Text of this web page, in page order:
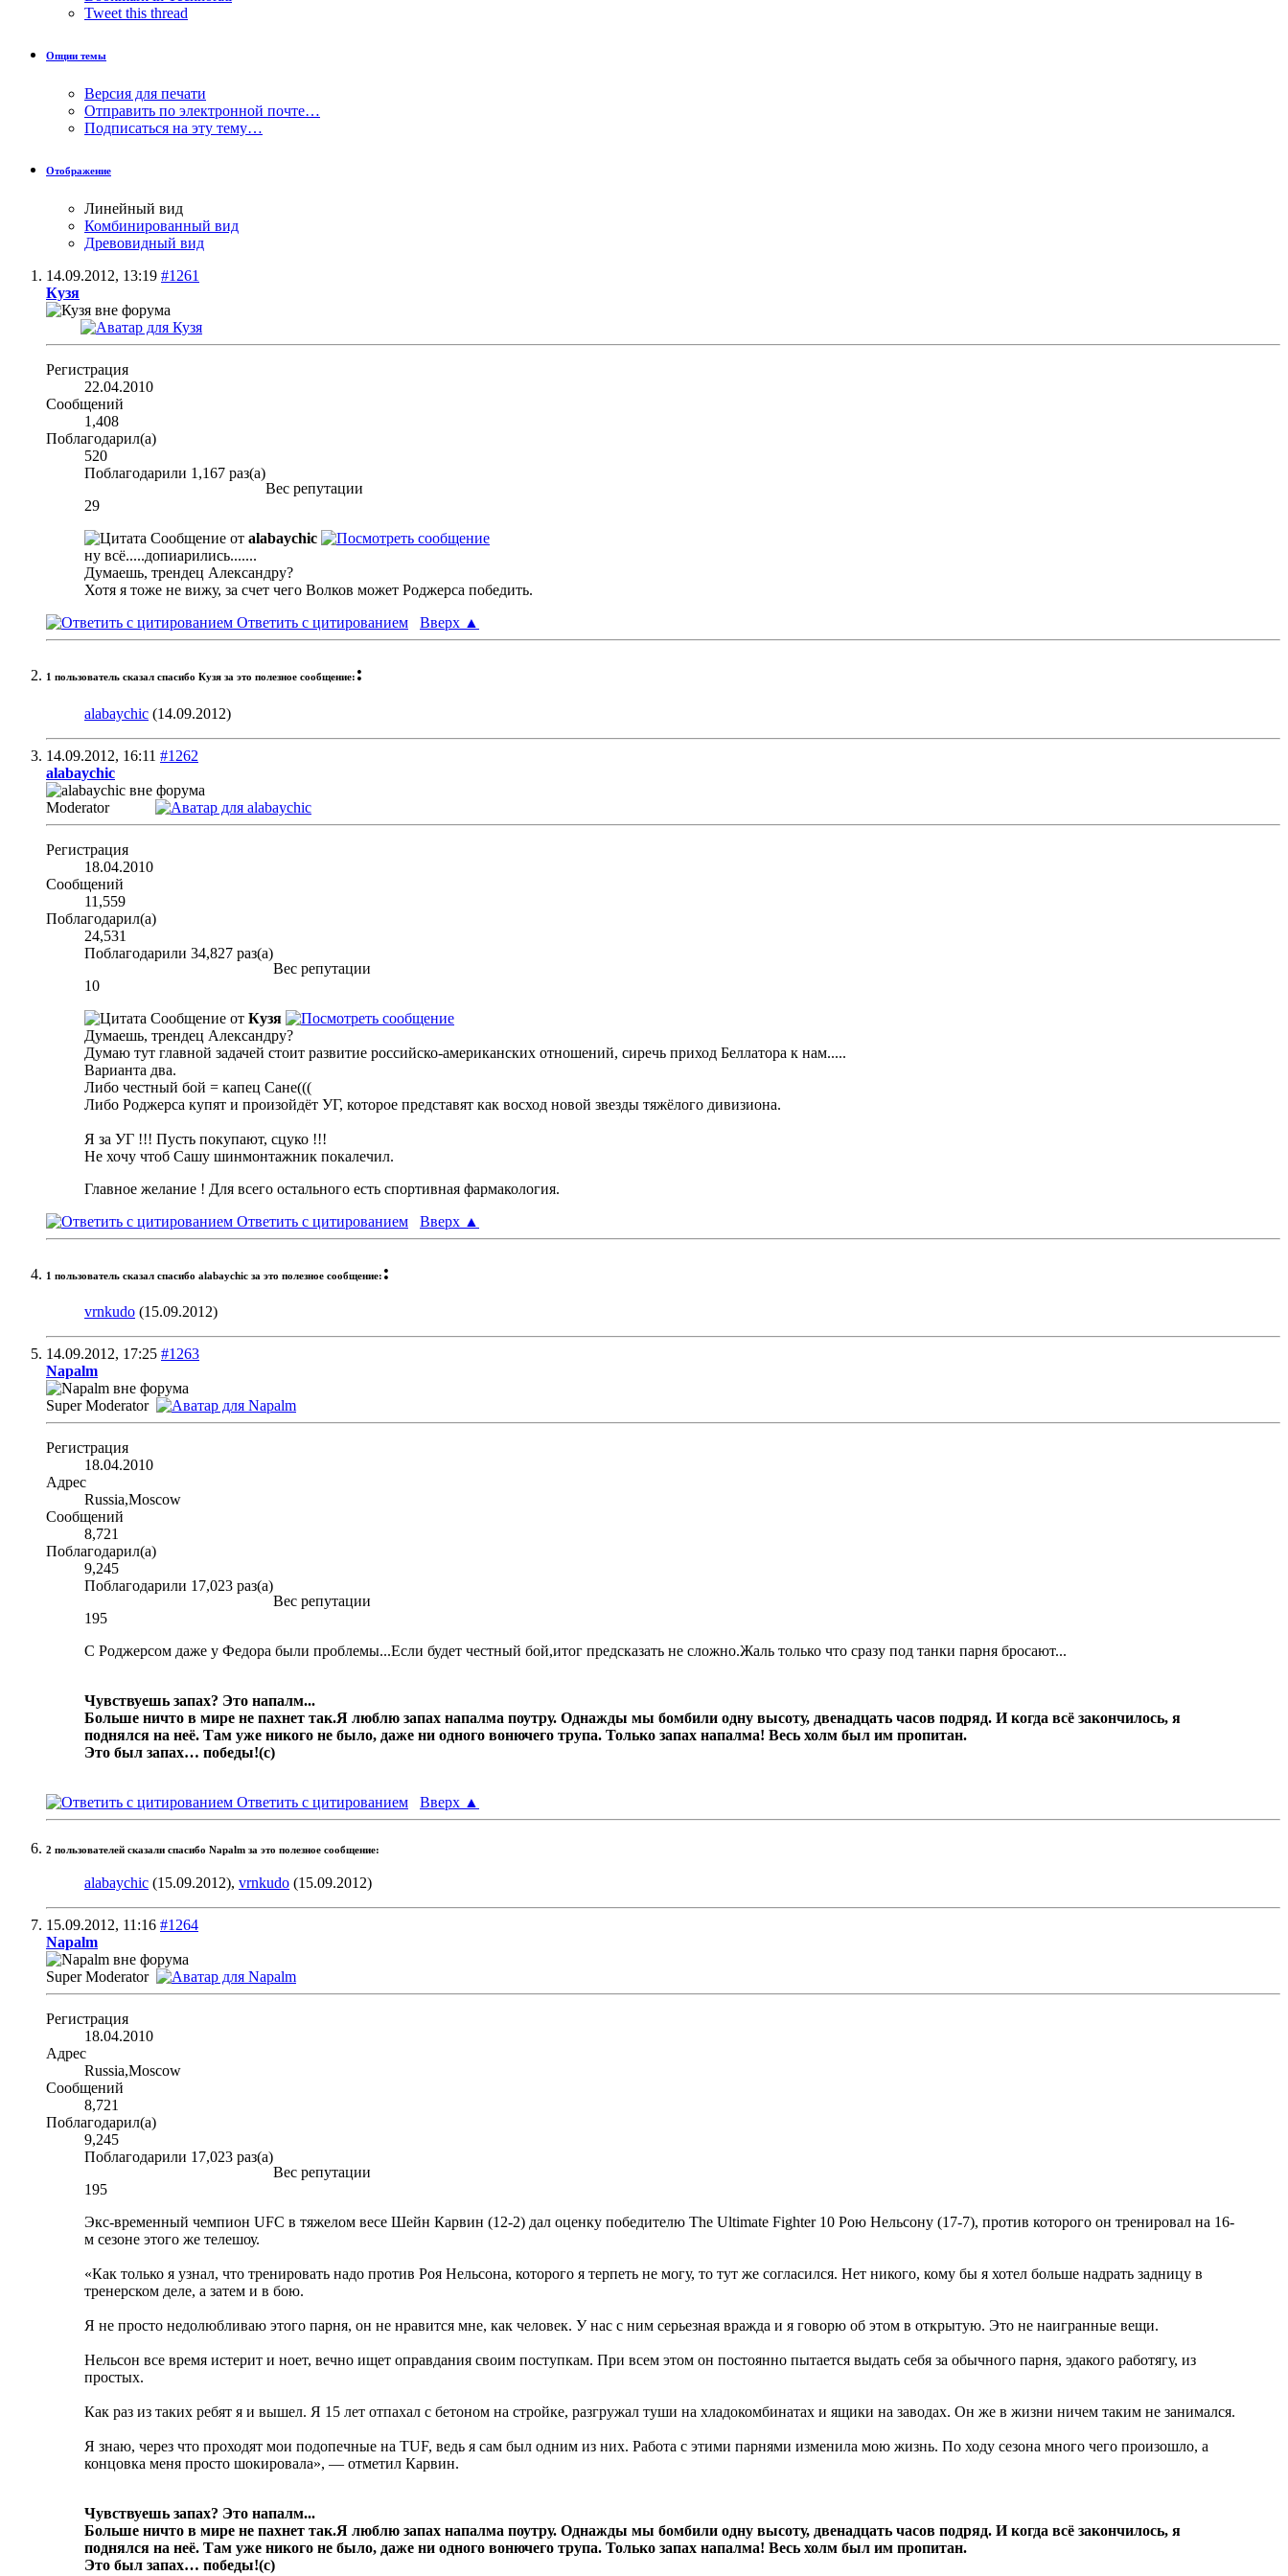
Tweet this thread
Опции темы
Версия для печати
Отправить по электронной почте…
Подписаться на эту тему…
Отображение
Линейный вид
Комбинированный вид
Древовидный вид
14.09.2012, 13:19 #1261
Кузя
Регистрация
22.04.2010
Сообщений
1,408
Поблагодарил(а)
520
Поблагодарили 1,167 раз(а)
Вес репутации
29
Сообщение от alabaychic
ну всё.....допиарились.......
Думаешь, трендец Александру?
Хотя я тоже не вижу, за счет чего Волков может Роджерса победить.
Ответить с цитированием
Вверх ▲
1 пользователь сказал cпасибо Кузя за это полезное сообщение: :
alabaychic (14.09.2012)
14.09.2012, 16:11 #1262
alabaychic
Moderator
Регистрация
18.04.2010
Сообщений
11,559
Поблагодарил(а)
24,531
Поблагодарили 34,827 раз(а)
Вес репутации
10
Сообщение от Кузя
Думаешь, трендец Александру?
Думаю тут главной задачей стоит развитие российско-американских отношений, сиречь приход Беллатора к нам.....
Варианта два.
Либо честный бой = капец Сане(((
Либо Роджерса купят и произойдёт УГ, которое представят как восход новой звезды тяжёлого дивизиона.
Я за УГ !!! Пусть покупают, сцуко !!!
Не хочу чтоб Сашу шинмонтажник покалечил.
Главное желание ! Для всего остального есть спортивная фармакология.
Ответить с цитированием
Вверх ▲
1 пользователь сказал cпасибо alabaychic за это полезное сообщение: :
vrnkudo (15.09.2012)
14.09.2012, 17:25 #1263
Napalm
Super Moderator
Регистрация
18.04.2010
Адрес
Russia,Moscow
Сообщений
8,721
Поблагодарил(а)
9,245
Поблагодарили 17,023 раз(а)
Вес репутации
195
С Роджерсом даже у Федора были проблемы...Если будет честный бой,итог предсказать не сложно.Жаль только что сразу под танки парня бросают...
Чувствуешь запах? Это напалм...
Больше ничто в мире не пахнет так.Я люблю запах напалма поутру. Однажды мы бомбили одну высоту, двенадцать часов подряд. И когда всё закончилось, я
поднялся на неё. Там уже никого не было, даже ни одного вонючего трупа. Только запах напалма! Весь холм был им пропитан.
Это был запах… победы!(с)
Ответить с цитированием Вверх ▲
2 пользователей сказали cпасибо Napalm за это полезное сообщение:
alabaychic (15.09.2012), vrnkudo (15.09.2012)
15.09.2012, 11:16 #1264
Napalm
Super Moderator
Регистрация
18.04.2010
Адрес
Russia,Moscow
Сообщений
8,721
Поблагодарил(а)
9,245
Поблагодарили 17,023 раз(а)
Вес репутации
195
Экс-временный чемпион UFC в тяжелом весе Шейн Карвин (12-2) дал оценку победителю The Ultimate Fighter 10 Рою Нельсону (17-7), против которого он тренировал на 16-
м сезоне этого же телешоу.
«Как только я узнал, что тренировать надо против Роя Нельсона, которого я терпеть не могу, то тут же согласился. Нет никого, кому бы я хотел больше надрать задницу в
тренерском деле, а затем и в бою.
Я не просто недолюбливаю этого парня, он не нравится мне, как человек. У нас с ним серьезная вражда и я говорю об этом в открытую. Это не наигранные вещи.
Нельсон все время истерит и ноет, вечно ищет оправдания своим поступкам. При всем этом он постоянно пытается выдать себя за обычного парня, эдакого работягу, из
простых.
Как раз из таких ребят я и вышел. Я 15 лет отпахал с бетоном на стройке, разгружал туши на хладокомбинатах и ящики на заводах. Он же в жизни ничем таким не занимался.
Я знаю, через что проходят мои подопечные на TUF, ведь я сам был одним из них. Работа с этими парнями изменила мою жизнь. По ходу сезона много чего произошло, а
концовка меня просто шокировала», — отметил Карвин.
Чувствуешь запах? Это напалм...
Больше ничто в мире не пахнет так.Я люблю запах напалма поутру. Однажды мы бомбили одну высоту, двенадцать часов подряд. И когда всё закончилось, я
поднялся на неё. Там уже никого не было, даже ни одного вонючего трупа. Только запах напалма! Весь холм был им пропитан.
Это был запах… победы!(с)